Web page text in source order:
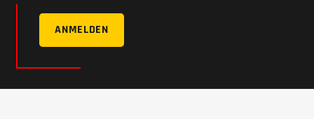
ANMELDEN